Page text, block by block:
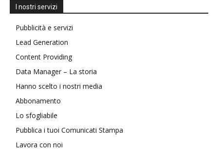
I nostri servizi
Pubblicità e servizi
Lead Generation
Content Providing
Data Manager – La storia
Hanno scelto i nostri media
Abbonamento
Lo sfogliabile
Pubblica i tuoi Comunicati Stampa
Lavora con noi